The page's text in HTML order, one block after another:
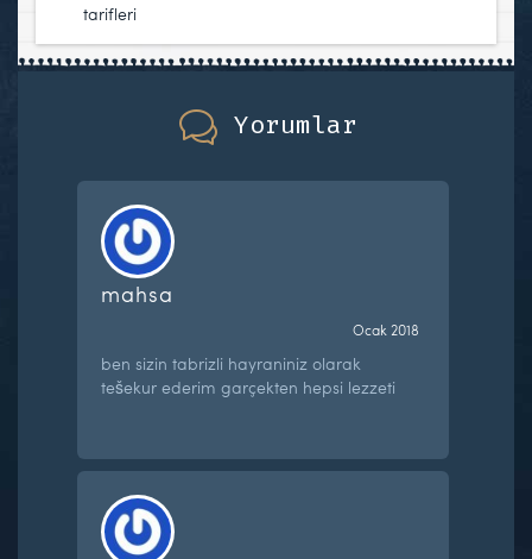
tarifleri
Yorumlar
mahsa
Ocak 2018
ben sizin tabrizli hayraniniz olarak
tešekur ederim garçekten hepsi lezzeti